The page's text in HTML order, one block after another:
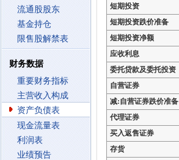
流通股股东
基金持仓
限售股解禁表
财务数据
重要财务指标
主营收入构成
资产负债表
现金流量表
利润表
业绩预告
短期投资
短期投资跌价准备
短期投资净额
应收利息
委托贷款及委托投资
自营证券
减:自营证券跌价准备
代理证券
买入返售证券
存货